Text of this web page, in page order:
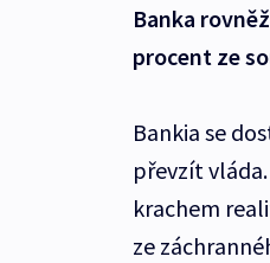
Banka
procent ze
Bankia se
převzít
krachem
ze